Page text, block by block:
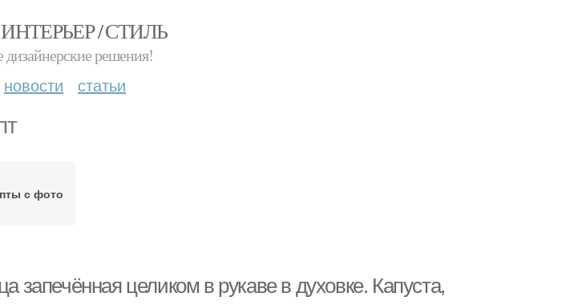
/ СТИЛЬ
дизайнерские решения!
новости статьи
с фото
запечённая целиком в рукаве в духовке. Капуста,